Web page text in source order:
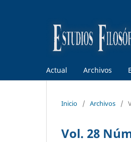
Actual Archivos
Inicio / Archivos /
Vol. 28